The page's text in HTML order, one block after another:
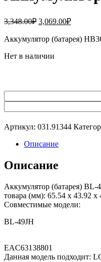
3,348.00₽ Первоначальная
составляла
3,069.00₽Текущая
Аккумулятор (батарея)
Нет в наличии
Артикул: 031.91344
Описание
Описание
Аккумулятор (батарея)
товара (мм): 65.54 x 43.92 x
Совместимые модели:
BL-49JH
EAC63138801
Данная модель подходит: